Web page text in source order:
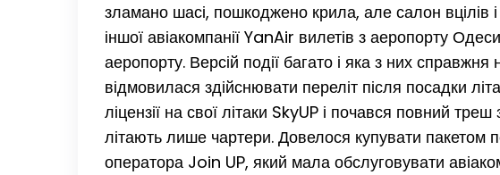
зламано шасі, пошкоджено крила, але салон вцілів
іншої авіакомпанії YanAir вилетів з аеропорту
аеропорту. Версій події багато і яка з них
відмовилася здійснювати переліт після посадки
ліцензії на свої літаки SkyUP і почався повний
літають лише чартери. Довелося купувати пакетом
оператора Join UP, який мала обслуговувати